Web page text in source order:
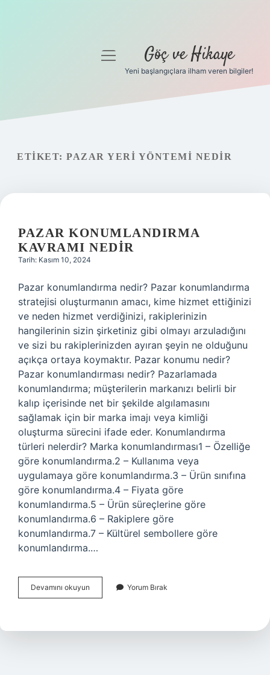
Gizlilik Politikası
menüyü
Göç ve Hikaye
Yeni başlangıçlara ilham veren bilgiler!
ETIKET: PAZAR YERI YÖNTEMI NEDIR
PAZAR KONUMLANDIRMA
KAVRAMI NEDIR
Tarih: Kasım 10, 2024
Pazar konumlandırma nedir? Pazar konumlandırma
stratejisi oluşturmanın amacı, kime hizmet ettiğinizi
ve neden hizmet verdiğinizi, rakiplerinizin
hangilerinin sizin şirketiniz gibi olmayı arzuladığını
ve sizi bu rakiplerinizden ayıran şeyin ne olduğunu
açıkça ortaya koymaktır. Pazar konumu nedir?
Pazar konumlandırması nedir? Pazarlamada
konumlandırma; müşterilerin markanızı belirli bir
kalıp içerisinde net bir şekilde algılamasını
sağlamak için bir marka imajı veya kimliği
oluşturma sürecini ifade eder. Konumlandırma
türleri nelerdir? Marka konumlandırması1 – Özelliğe
göre konumlandırma.2 – Kullanıma veya
uygulamaya göre konumlandırma.3 – Ürün sınıfına
göre konumlandırma.4 – Fiyata göre
konumlandırma.5 – Ürün süreçlerine göre
konumlandırma.6 – Rakiplere göre
konumlandırma.7 – Kültürel sembollere göre
konumlandırma.…
Devamını okuyun
Konumlandırma
Yorum Bırak